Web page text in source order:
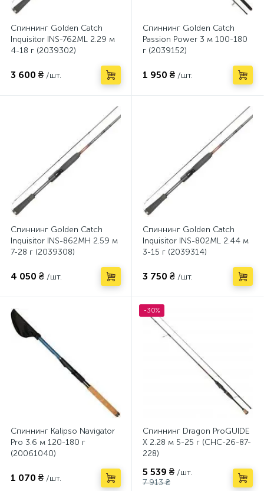
Спиннинг Golden Catch
Inquisitor INS-762ML 2.29 м
4-18 г (2039302)
3 600 ₴ /шт.
Спиннинг Golden Catch
Passion Power 3 м 100-180
г (2039152)
1 950 ₴ /шт.
Спиннинг Golden Catch
Inquisitor INS-862MH 2.59 м
7-28 г (2039308)
4 050 ₴ /шт.
Спиннинг Golden Catch
Inquisitor INS-802ML 2.44 м
3-15 г (2039314)
3 750 ₴ /шт.
Спиннинг Kalipso Navigator
Pro 3.6 м 120-180 г
(20061040)
1 070 ₴ /шт.
-30%
Спиннинг Dragon ProGUIDE
X 2.28 м 5-25 г (CHC-26-87-
228)
5 539 ₴ /шт.
7 913 ₴